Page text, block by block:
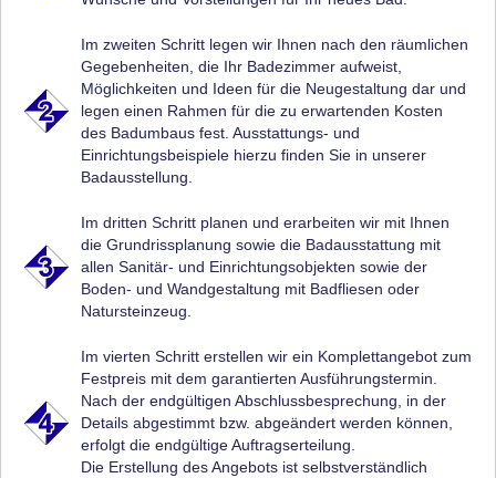
Im zweiten Schritt legen wir Ihnen nach den räumlichen
Gegebenheiten, die Ihr Badezimmer aufweist,
Möglichkeiten und Ideen für die Neugestaltung dar und
legen einen Rahmen für die zu erwartenden Kosten
des Badumbaus fest. Ausstattungs- und
Einrichtungsbeispiele hierzu finden Sie in unserer
Badausstellung.
Im dritten Schritt planen und erarbeiten wir mit Ihnen
die Grundrissplanung sowie die Badausstattung mit
allen Sanitär- und Einrichtungsobjekten sowie der
Boden- und Wandgestaltung mit Badfliesen oder
Natursteinzeug.
Im vierten Schritt erstellen wir ein Komplettangebot zum
Festpreis mit dem garantierten Ausführungstermin.
Nach der endgültigen Abschlussbesprechung, in der
Details abgestimmt bzw. abgeändert werden können,
erfolgt die endgültige Auftragserteilung.
Die Erstellung des Angebots ist selbstverständlich